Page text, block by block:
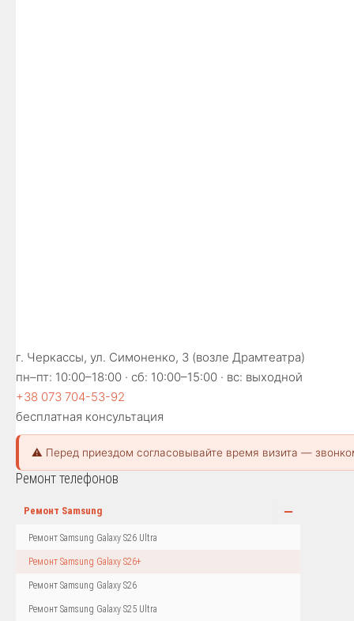
г. Черкассы, ул. Симоненко, 3 (возле Драмтеатра)
пн–пт: 10:00–18:00 · сб: 10:00–15:00 · вс: выходной
+38 073 704-53-92
бесплатная консультация
⚠️ Перед приездом согласовывайте время визита —
Ремонт телефонов
Ремонт Samsung −
Ремонт Samsung Galaxy S26 Ultra
Ремонт Samsung Galaxy S26+
Ремонт Samsung Galaxy S26
Ремонт Samsung Galaxy S25 Ultra